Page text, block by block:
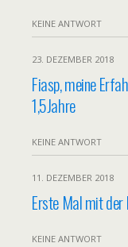
KEINE ANTWORT
23. DEZEMBER 2018
Fiasp, meine
1,5Jahre
KEINE ANTWORT
11. DEZEMBER 2018
Erste Mal mit der
KEINE ANTWORT